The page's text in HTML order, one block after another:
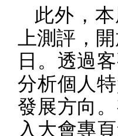
此外，
上測評，
日。透過
分析個人
發展方向
入大會專